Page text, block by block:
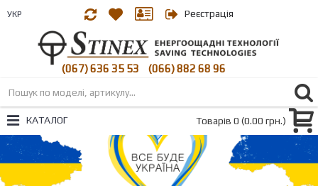
УКР Реєстрація
(067) 636 35 53
(066) 882 68 96
Товарів 0 (0.00 грн.)
КАТАЛОГ